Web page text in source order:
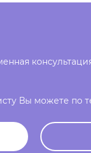
Вы можете по